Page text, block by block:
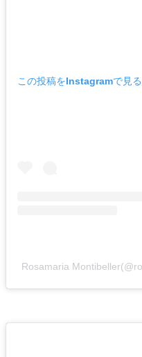
この投稿をInstagramで見る
Rosamaria